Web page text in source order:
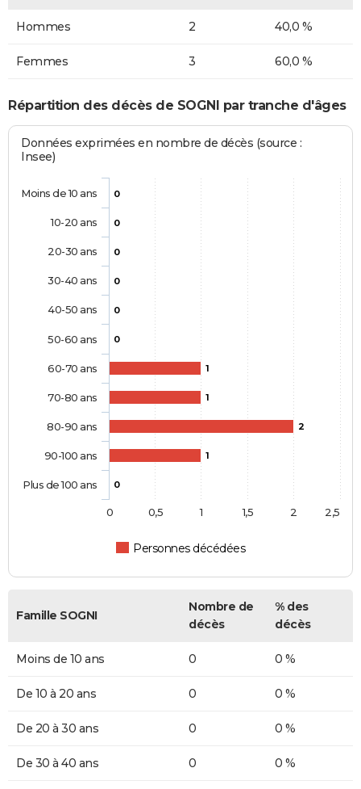
Hommes 2 40,0 %
Femmes 3 60,0 %
Répartition des décès de SOGNI par tranche d'âges
Données exprimées en nombre de décès (source :
Insee)
0
0
0
0
0
0
1
1
2
1
0
Personnes décédées
Moins de 10 ans
10-20 ans
20-30 ans
30-40 ans
40-50 ans
50-60 ans
60-70 ans
70-80 ans
80-90 ans
90-100 ans
Plus de 100 ans
0 0,5 1 1,5 2 2,5
Famille SOGNI
Nombre de
décès
% des
décès
Moins de 10 ans 0 0 %
De 10 à 20 ans 0 0 %
De 20 à 30 ans 0 0 %
De 30 à 40 ans 0 0 %